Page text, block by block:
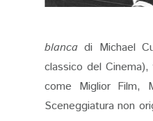
blanca di Michael
classico del
come Miglior Film,
Sceneggiatura non